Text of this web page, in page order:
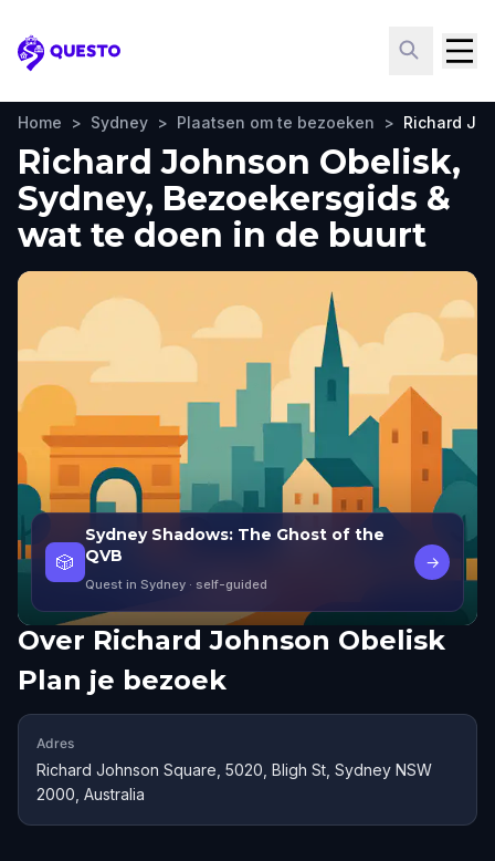
Questo
Home > Sydney > Plaatsen om te bezoeken > Richard
Richard Johnson Obelisk,
Sydney, Bezoekersgids &
wat te doen in de buurt
🎲
Sydney Shadows: The Ghost of the
QVB
Quest in Sydney · self-guided
→
Over Richard Johnson Obelisk
Plan je bezoek
Adres
Richard Johnson Square, 5020, Bligh St, Sydney NSW
2000, Australia